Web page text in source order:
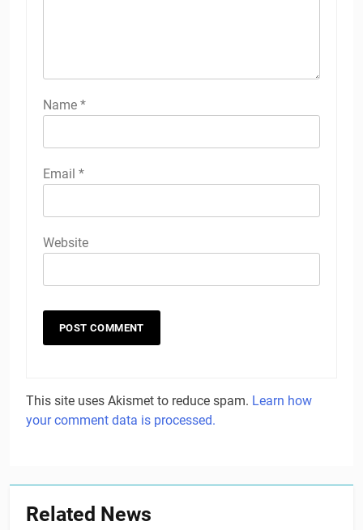
Name *
Email *
Website
This site uses Akismet to reduce spam. Learn how
your comment data is processed.
Related News